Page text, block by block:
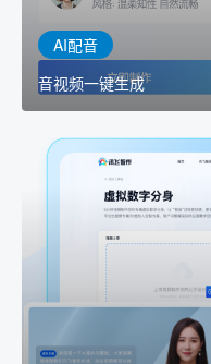
AI配音
音视频一键生成
AI+创意
精品声音复刻
AI+创意：AIGC 能力集中
展示窗口，体验 AIGC 给
生活和生产带来的改变